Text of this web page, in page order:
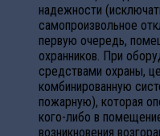
надежности
самопроизвольное
первую очередь,
охранников. При
средствами охраны,
комбинированную
пожарную), которая
кого-либо в
возникновения